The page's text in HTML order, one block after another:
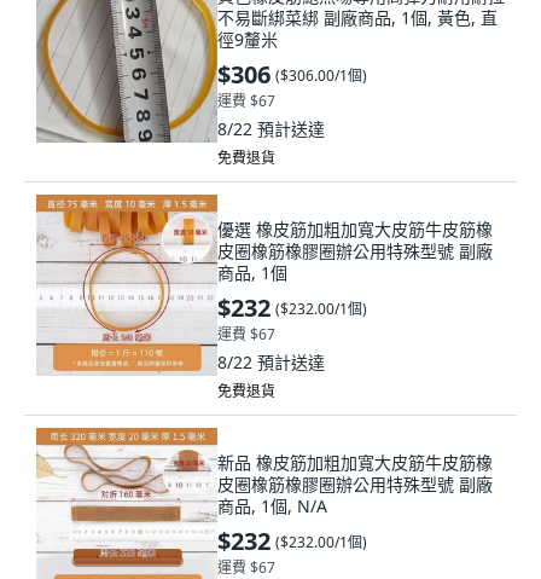
不易斷綁菜綁 副廠商品, 1個, 黃色, 直
徑9釐米
$306 ($306.00/1個)
運費 $67
8/22 預計送達
免費退貨
優選 橡皮筋加粗加寬大皮筋牛皮筋橡
皮圈橡筋橡膠圈辦公用特殊型號 副廠
商品, 1個
$232 ($232.00/1個)
運費 $67
8/22 預計送達
免費退貨
新品 橡皮筋加粗加寬大皮筋牛皮筋橡
皮圈橡筋橡膠圈辦公用特殊型號 副廠
商品, 1個, N/A
$232 ($232.00/1個)
運費 $67